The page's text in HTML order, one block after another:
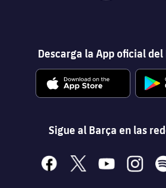
Descarga la App oficial del
Sigue al Barça en las
facebook
x youtubeinstagram